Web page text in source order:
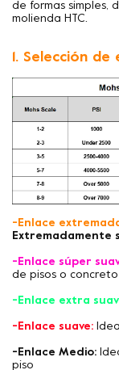
de formas simples,
molienda HTC.
1. Selección
-Enlace
Extremadamente
-Enlace súper
de pisos o
-Enlace extra
-Enlace suave:
-Enlace Medio:
piso